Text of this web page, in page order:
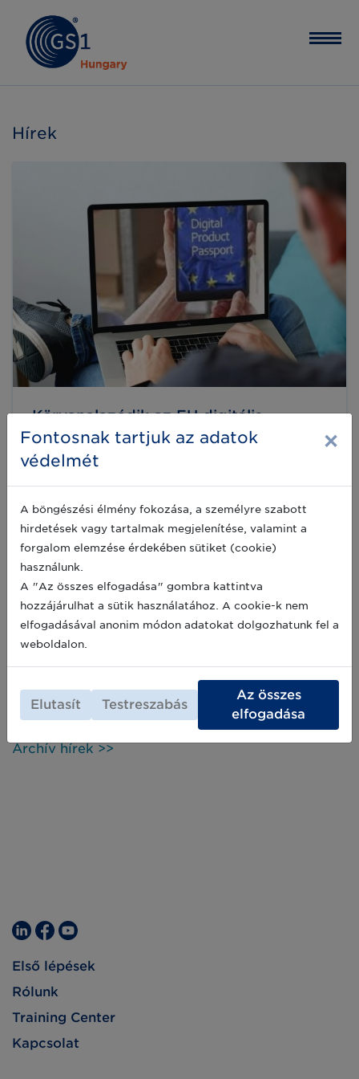
Hírek
Körvonalazódik az EU digitális
termékútlevél koncepciója
A GS1 Európa felhívást intézett a GS1
közössége és az európai tagszervezetek felé
az Európai Unió digitális termék útlevél
koncepciójának megismertetésére az „EU
Digital Product Passport Revealed: Time to
act!” című írásában. Az alábbiakban ebből
olvashatnak.
Globális, nyílt szabványok hatása az
Európai körkörös gazdaságra
A Deloitte egyik idei jelentése a nemzetközi,
nyílt szabványok alkalmazásának előnyeire
mutat rá az Európai Unió körkörös gazdasági
tervei kapcsán. Az Európai Bizottság által
kiadott új körforgásos gazdasági csomag
nagy hangsúlyt fektet a fenntarthatóságra és
egyik sarkalatos pontja a Digitális
termékútlevelek (Digital Product Passport)
bevezetése, melyek kapcsán a szabványos
2022-07-04
Archív hírek >>
Első lépések
Rólunk
Training Center
Kapcsolat
Fontosnak tartjuk az adatok
védelmét
×
A böngészési élmény fokozása, a személyre szabott
hirdetések vagy tartalmak megjelenítése, valamint a
forgalom elemzése érdekében sütiket (cookie)
használunk.
A "Az összes elfogadása" gombra kattintva
hozzájárulhat a sütik használatához. A cookie-k nem
elfogadásával anonim módon adatokat dolgozhatunk fel a
weboldalon.
Elutasít Testreszabás
Az összes
elfogadása